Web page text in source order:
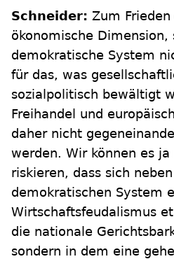
Schneider: Zum
ökonomische Dimension,
demokratische System
für das, was
sozialpolitisch bewältigt
Freihandel und
daher nicht
werden. Wir können es
riskieren, dass sich
demokratischen System
Wirtschaftsfeudalismus
die nationale
sondern in dem eine